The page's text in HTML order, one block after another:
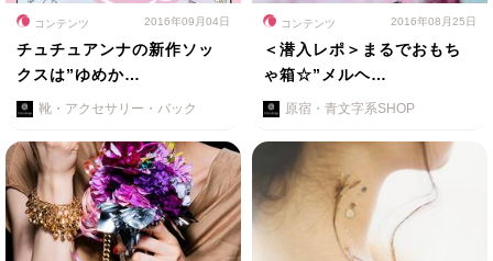
コンテンツ 2016年09月04日
チュチュアンナの新作ソッ
クスは”ゆめか…
靴・アクセサリー・バック
コンテンツ 2016年08月25日
＜潜入レポ＞まるでおもち
ゃ箱☆”メルヘ…
原宿・青文字系SHOP